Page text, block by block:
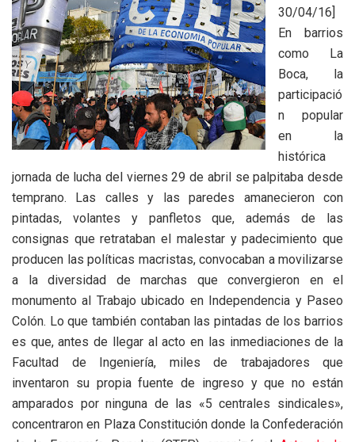
30/04/16]
En barrios
como La
Boca, la
participació
n popular
en la
histórica
jornada de lucha del viernes 29 de abril se palpitaba desde
temprano. Las calles y las paredes amanecieron con
pintadas, volantes y panfletos que, además de las
consignas que retrataban el malestar y padecimiento que
producen las políticas macristas, convocaban a movilizarse
a la diversidad de marchas que convergieron en el
monumento al Trabajo ubicado en Independencia y Paseo
Colón. Lo que también contaban las pintadas de los barrios
es que, antes de llegar al acto en las inmediaciones de la
Facultad de Ingeniería, miles de trabajadores que
inventaron su propia fuente de ingreso y que no están
amparados por ninguna de las «5 centrales sindicales»,
concentraron en Plaza Constitución donde la Confederación